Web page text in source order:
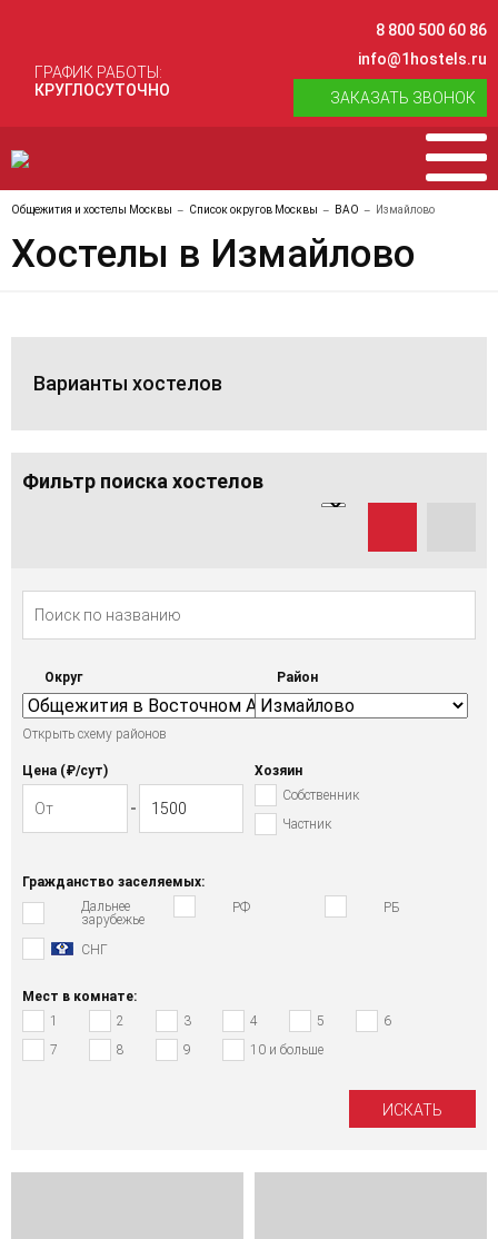
ГРАФИК РАБОТЫ:
КРУГЛОСУТОЧНО
8 800 500 60 86
info@1hostels.ru
ЗАКАЗАТЬ ЗВОНОК
Общежития и хостелы Москвы Список округов Москвы ВАО Измайлово
Хостелы в Измайлово
Варианты хостелов
Фильтр поиска хостелов
Округ
Открыть схему районов
Район
Цена (₽/cут)
Хозяин
Собственник
Частник
Гражданство заселяемых:
Дальнее
зарубежье
РФ РБ
СНГ
Мест в комнате:
1
2 3 4 5
6
7
8 9 10 и больше